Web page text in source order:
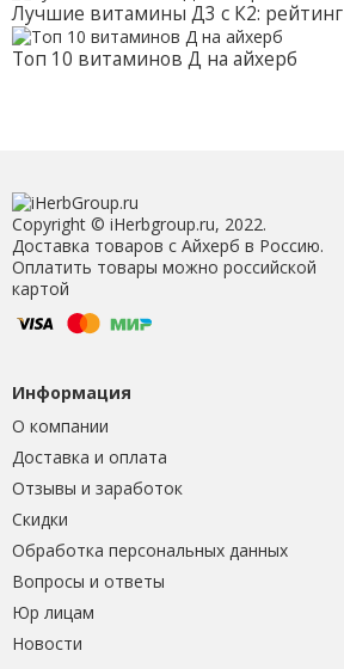
Лучшие витамины Д3 с К2: рейтинг
Топ 10 витаминов Д на айхерб
Copyright © iHerbgroup.ru, 2022.
Доставка товаров с Айхерб в Россию.
Оплатить товары можно российской
картой
Информация
О компании
Доставка и оплата
Отзывы и заработок
Скидки
Обработка персональных данных
Вопросы и ответы
Юр лицам
Новости